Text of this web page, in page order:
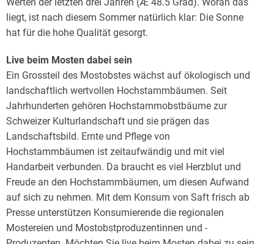
Werten der letzten drei Jahren (Æ 48.5 Grad). Woran das
liegt, ist nach diesem Sommer natürlich klar: Die Sonne
hat für die hohe Qualität gesorgt.
Live beim Mosten dabei sein
Ein Grossteil des Mostobstes wächst auf ökologisch und
landschaftlich wertvollen Hochstammbäumen. Seit
Jahrhunderten gehören Hochstammobstbäume zur
Schweizer Kulturlandschaft und sie prägen das
Landschaftsbild. Ernte und Pflege von
Hochstammbäumen ist zeitaufwändig und mit viel
Handarbeit verbunden. Da braucht es viel Herzblut und
Freude an den Hochstammbäumen, um diesen Aufwand
auf sich zu nehmen. Mit dem Konsum von Saft frisch ab
Presse unterstützen Konsumierende die regionalen
Mostereien und Mostobstproduzentinnen und -